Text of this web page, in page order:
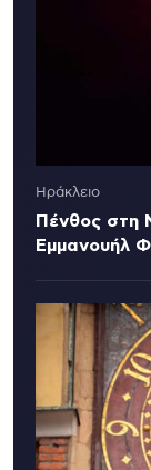
Ηράκλειο
Πένθος στη
Εμμανουήλ